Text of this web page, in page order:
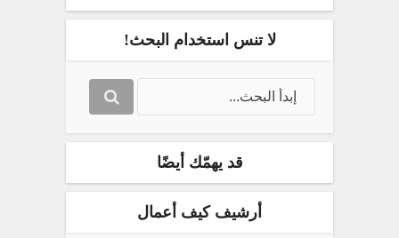
لا تنس استخدام البحث!
قد يهمّك أيضًا
أرشيف كيف أعمال